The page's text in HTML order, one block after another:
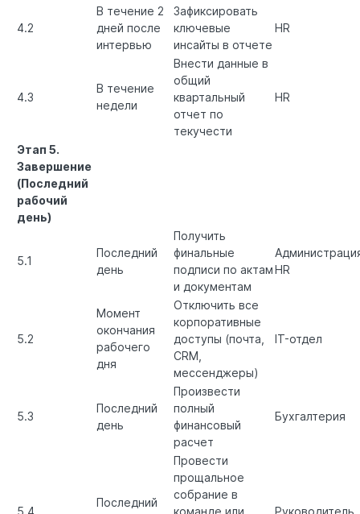
4.2
В течение 2
дней после
интервью
Зафиксировать
ключевые
инсайты в отчете
HR
4.3
В течение
недели
Внести данные в
общий
квартальный
отчет по
текучести
HR
Этап 5.
Завершение
(Последний
рабочий
день)
5.1
Последний
день
Получить
финальные
подписи по актам
и документам
HR
5.2
Момент
окончания
рабочего
дня
Отключить все
корпоративные
доступы (почта,
CRM,
мессенджеры)
IT-отдел
5.3
Последний
день
Произвести
полный
финансовый
расчет
Бухгалтерия
5.4
Последний
Провести
прощальное
собрание в
команде или
Руководитель